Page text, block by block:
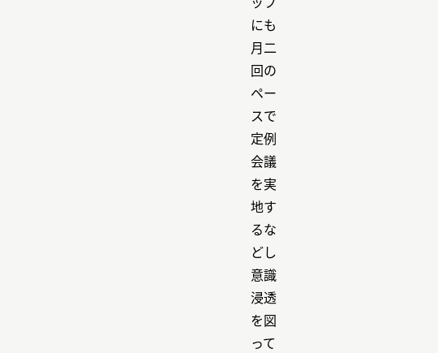
にも
月二
回の
ペー
スで
定例
会議
を実
地す
るな
どし
意識
浸透
を図
って